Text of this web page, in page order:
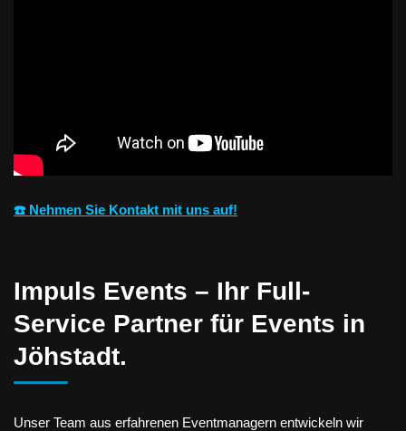
☎️ Nehmen Sie Kontakt mit uns auf!
Impuls Events – Ihr Full-
Service Partner für Events in
Jöhstadt.
Unser Team aus erfahrenen Eventmanagern entwickeln wir